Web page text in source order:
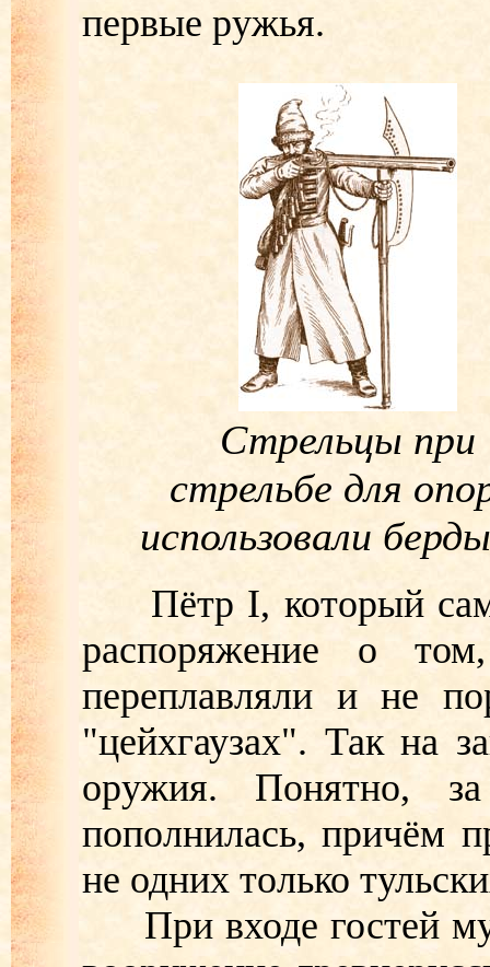
первые ружья.
Стрельцы при
стрельбе для
использовали
Пётр I, который сам
распоряжение о
переплавляли и не
"цейхгаузах". Так на
оружия. Понятно,
пополнилась, причём
не одних только
При входе гостей